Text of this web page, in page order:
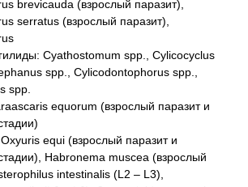
brevicauda (взрослый паразит),
serratus (взрослый паразит),
Cyathostomum spp., Cylicocyclus
spp., Cylicodontophorus spp.,
spp.
equorum (взрослый паразит и
equi (взрослый паразит и
Habronema muscea (взрослый
intestinalis (L2 – L3),